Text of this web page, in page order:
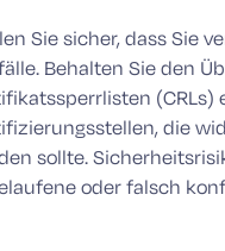
Sie sicher, dass Sie
Behalten Sie den
(CRLs)
die
sollte.
oder falsch